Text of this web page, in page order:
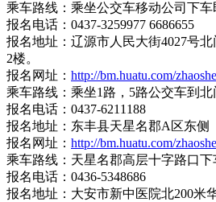
乘车路线：乘坐公交车移动公司下车
报名电话：0437-3259977 6686655
报名地址：辽源市人民大街4027号
2楼。
报名网址： http://bm.huatu.com/
乘车路线：乘坐1路，5路公交车到北
报名电话：0437-6211188
报名地址：东丰县天星名郡A区东侧
报名网址： http://bm.huatu.com/
乘车路线：天星名郡高层十字路口下
报名电话：0436-5348686
报名地址：大安市新中医院北200米